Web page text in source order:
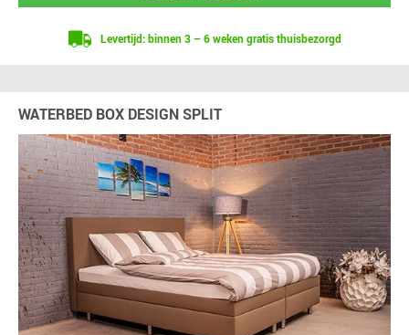
Levertijd: binnen 3 – 6 weken gratis thuisbezorgd
WATERBED BOX DESIGN SPLIT